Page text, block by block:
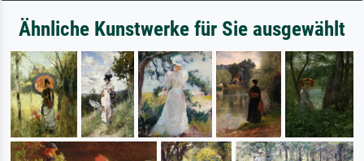
Ähnliche Kunstwerke für Sie ausgewählt